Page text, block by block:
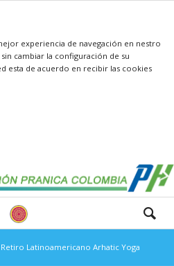
experiencia de navegación en nestro
cambiar la configuración de su
esta de acuerdo en recibir las cookies
Retiro Latinoamericano Arhatic Yoga